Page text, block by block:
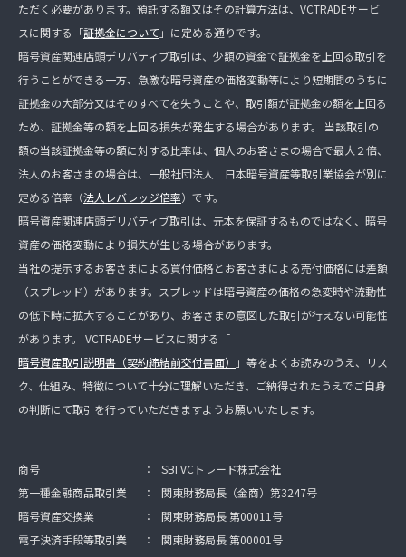
ただく必要があります。預託する額又はその計算方法は、VCTRADEサービ
スに関する「証拠金について 」に定める通りです。
暗号資産関連店頭デリバティブ取引は、少額の資金で証拠金を上回る取引を
行うことができる一方、急激な暗号資産の価格変動等により短期間のうちに
証拠金の大部分又はそのすべてを失うことや、取引額が証拠金の額を上回る
ため、証拠金等の額を上回る損失が発生する場合があります。 当該取引の
額の当該証拠金等の額に対する比率は、個人のお客さまの場合で最大２倍、
法人のお客さまの場合は、一般社団法人 日本暗号資産等取引業協会が別に
定める倍率（法人レバレッジ倍率）です。
暗号資産関連店頭デリバティブ取引は、元本を保証するものではなく、暗号
資産の価格変動により損失が生じる場合があります。
当社の提示するお客さまによる買付価格とお客さまによる売付価格には差額
（スプレッド）があります。スプレッドは暗号資産の価格の急変時や流動性
の低下時に拡大することがあり、お客さまの意図した取引が行えない可能性
があります。 VCTRADEサービスに関する「
暗号資産取引説明書（契約締結前交付書面）
」等をよくお読みのうえ、リス
ク、仕組み、特徴について十分に理解いただき、ご納得されたうえでご自身
の判断にて取引を行っていただきますようお願いいたします。
商号 ：
SBI VCトレード株式会社
第一種金融商品取引業
：
関東財務局長（金商）第3247号
暗号資産交換業
：
関東財務局長 第00011号
電子決済手段等取引業
：
関東財務局長 第00001号